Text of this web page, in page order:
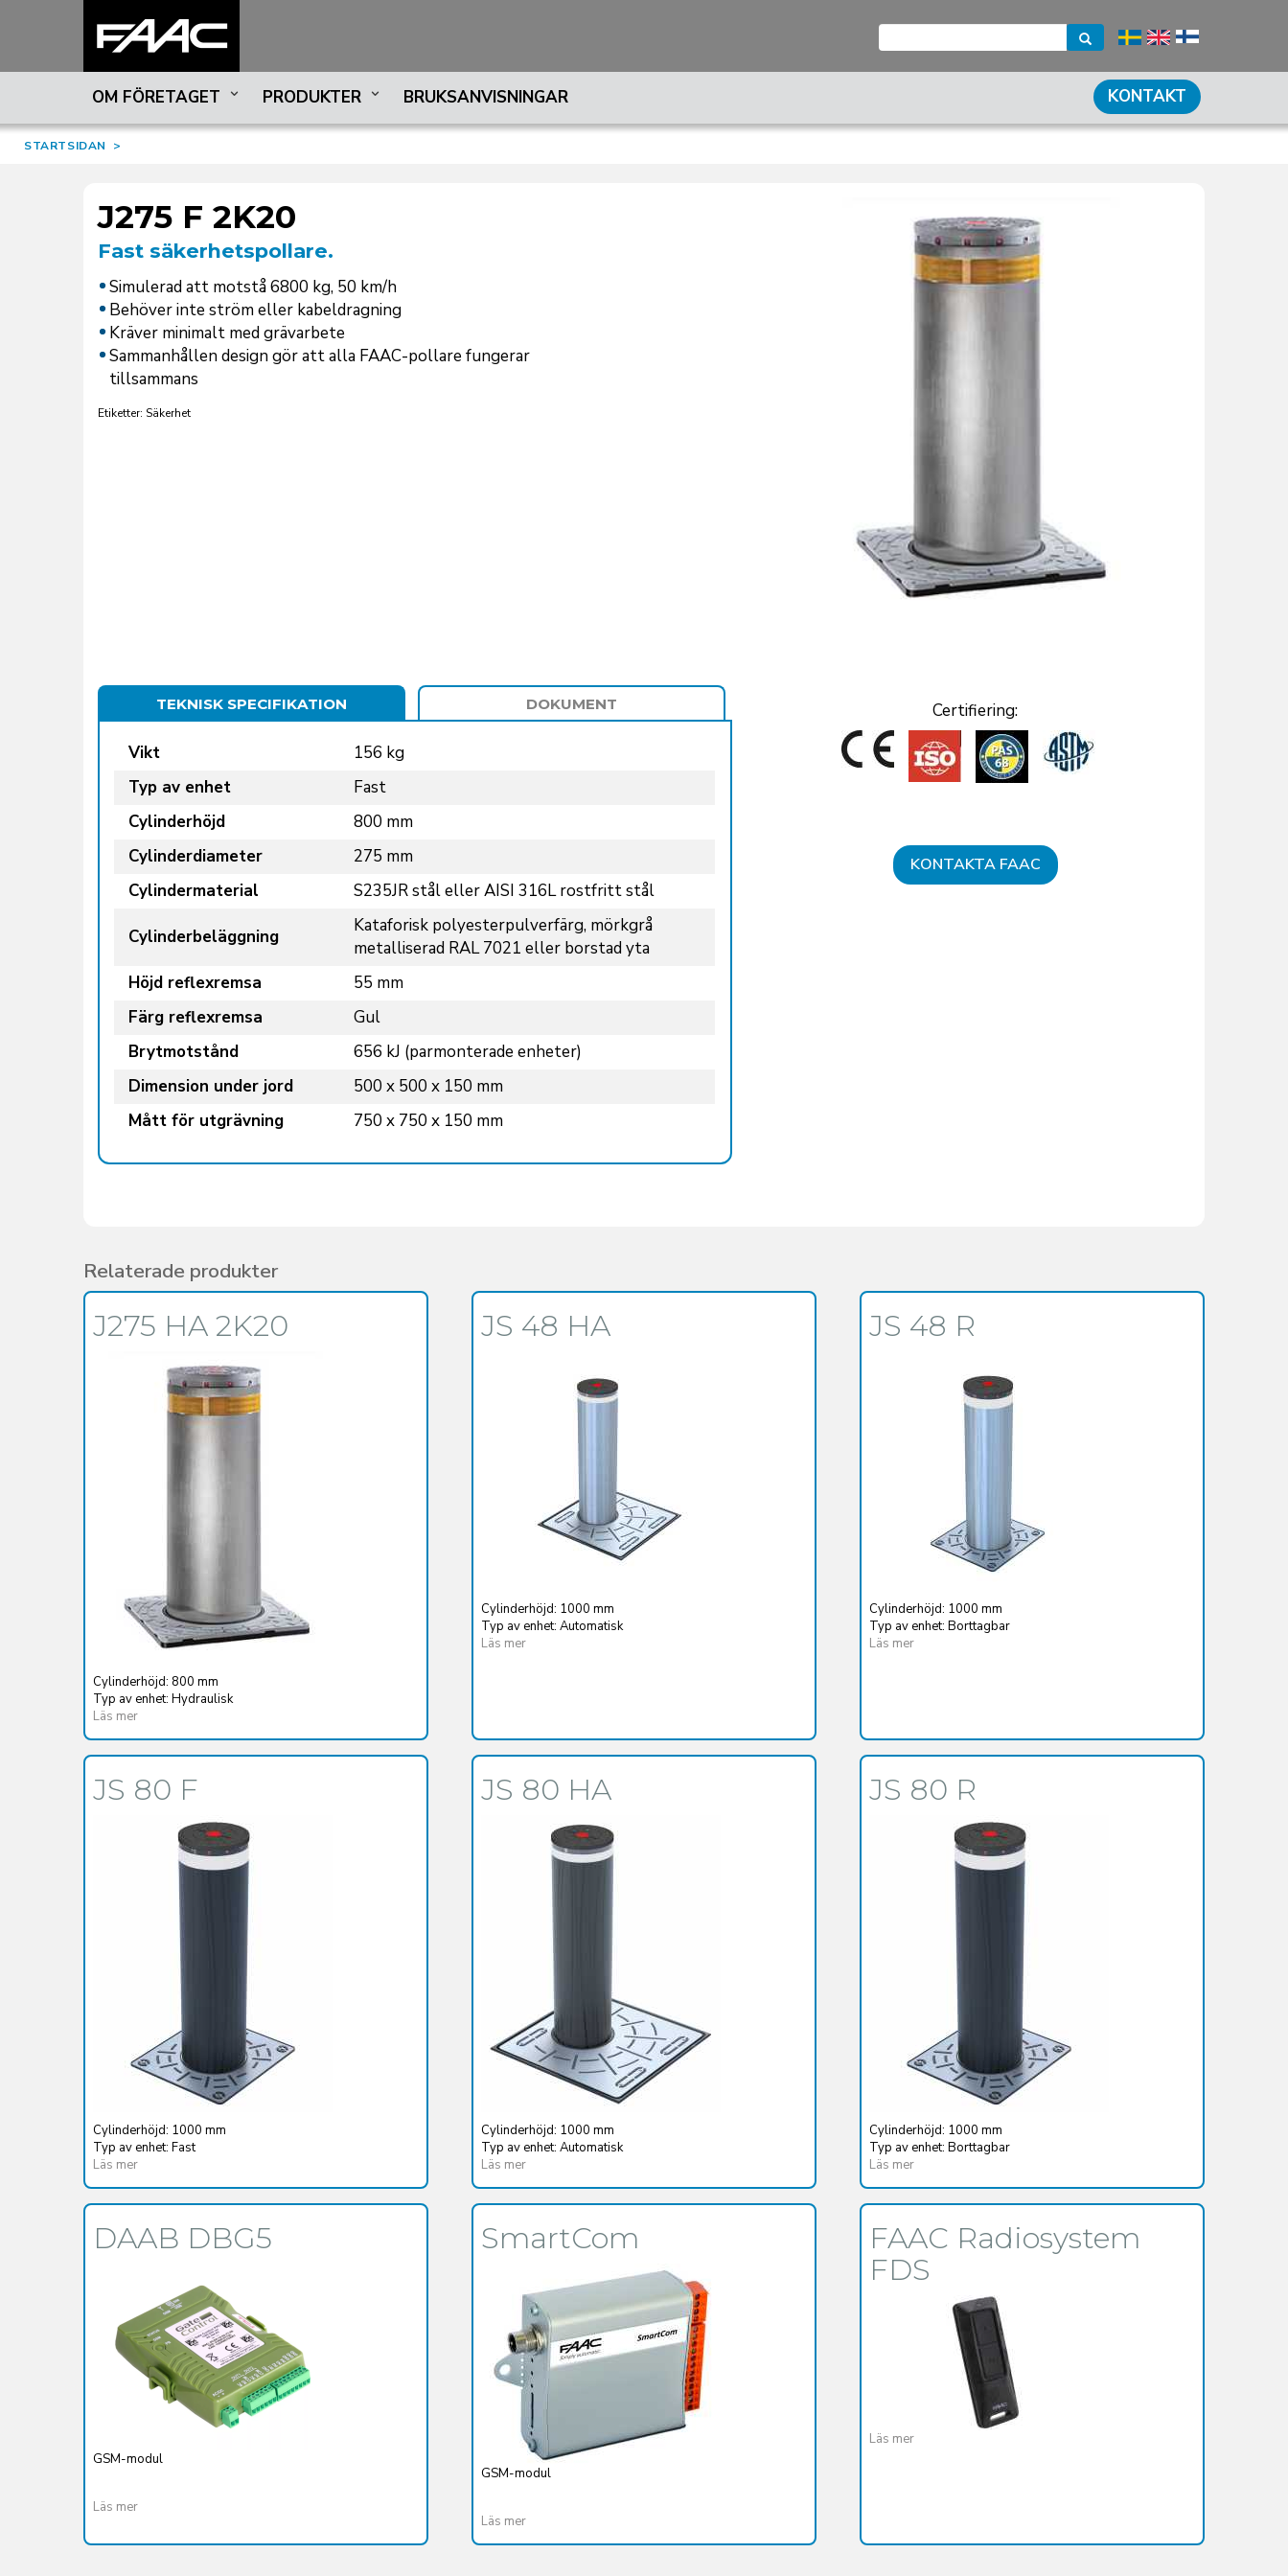
OM FÖRETAGET PRODUKTER BRUKSANVISNINGAR KONTAKT
STARTSIDAN >
J275 F 2K20
Fast säkerhetspollare.
Simulerad att motstå 6800 kg, 50 km/h
Behöver inte ström eller kabeldragning
Kräver minimalt med grävarbete
Sammanhållen design gör att alla FAAC-pollare fungerar
tillsammans
Etiketter: Säkerhet
TEKNISK SPECIFIKATION DOKUMENT
Vikt
156 kg
Typ av enhet
Fast
Cylinderhöjd
800 mm
Cylinderdiameter
275 mm
Cylindermaterial
S235JR stål eller AISI 316L rostfritt stål
Cylinderbeläggning
Kataforisk polyesterpulverfärg, mörkgrå
metalliserad RAL 7021 eller borstad yta
Höjd reflexremsa
55 mm
Färg reflexremsa
Gul
Brytmotstånd
656 kJ (parmonterade enheter)
Dimension under jord
500 x 500 x 150 mm
Mått för utgrävning
750 x 750 x 150 mm
Certifiering:
KONTAKTA FAAC
Relaterade produkter
J275 HA 2K20
Cylinderhöjd: 800 mm
Typ av enhet: Hydraulisk
Läs mer
JS 48 HA
Cylinderhöjd: 1000 mm
Typ av enhet: Automatisk
Läs mer
JS 48 R
Cylinderhöjd: 1000 mm
Typ av enhet: Borttagbar
Läs mer
JS 80 F
Cylinderhöjd: 1000 mm
Typ av enhet: Fast
Läs mer
JS 80 HA
Cylinderhöjd: 1000 mm
Typ av enhet: Automatisk
Läs mer
JS 80 R
Cylinderhöjd: 1000 mm
Typ av enhet: Borttagbar
Läs mer
DAAB DBG5
GSM-modul
Läs mer
SmartCom
GSM-modul
Läs mer
FAAC Radiosystem
FDS
Läs mer